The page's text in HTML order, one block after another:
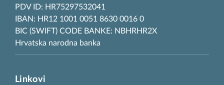
PDV ID: HR75297532041
IBAN: HR12 1001 0051 8630 0016 0
BIC (SWIFT) CODE BANKE: NBHRHR2X
Hrvatska narodna banka
Linkovi